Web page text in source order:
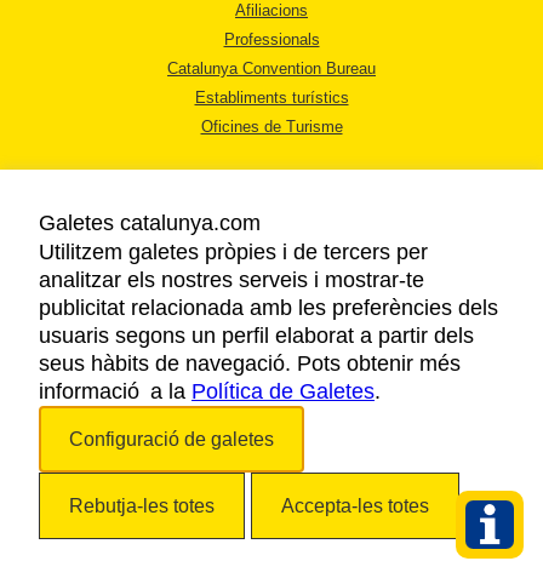
Afiliacions
Professionals
Catalunya Convention Bureau
Establiments turístics
Oficines de Turisme
AVÍS LEGAL
POLÍTICA DE PRIVACITAT
COOKIES
ACCESSIBILITAT
Galetes catalunya.com
Utilitzem galetes pròpies i de tercers per
analitzar els nostres serveis i mostrar-te
publicitat relacionada amb les preferències dels
usuaris segons un perfil elaborat a partir dels
seus hàbits de navegació. Pots obtenir més
informació a la Política de Galetes.
Configuració de galetes
Rebutja-les totes Accepta-les totes